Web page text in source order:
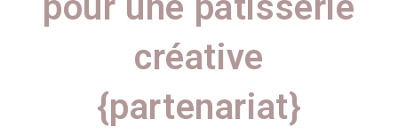
créative
{partenariat}